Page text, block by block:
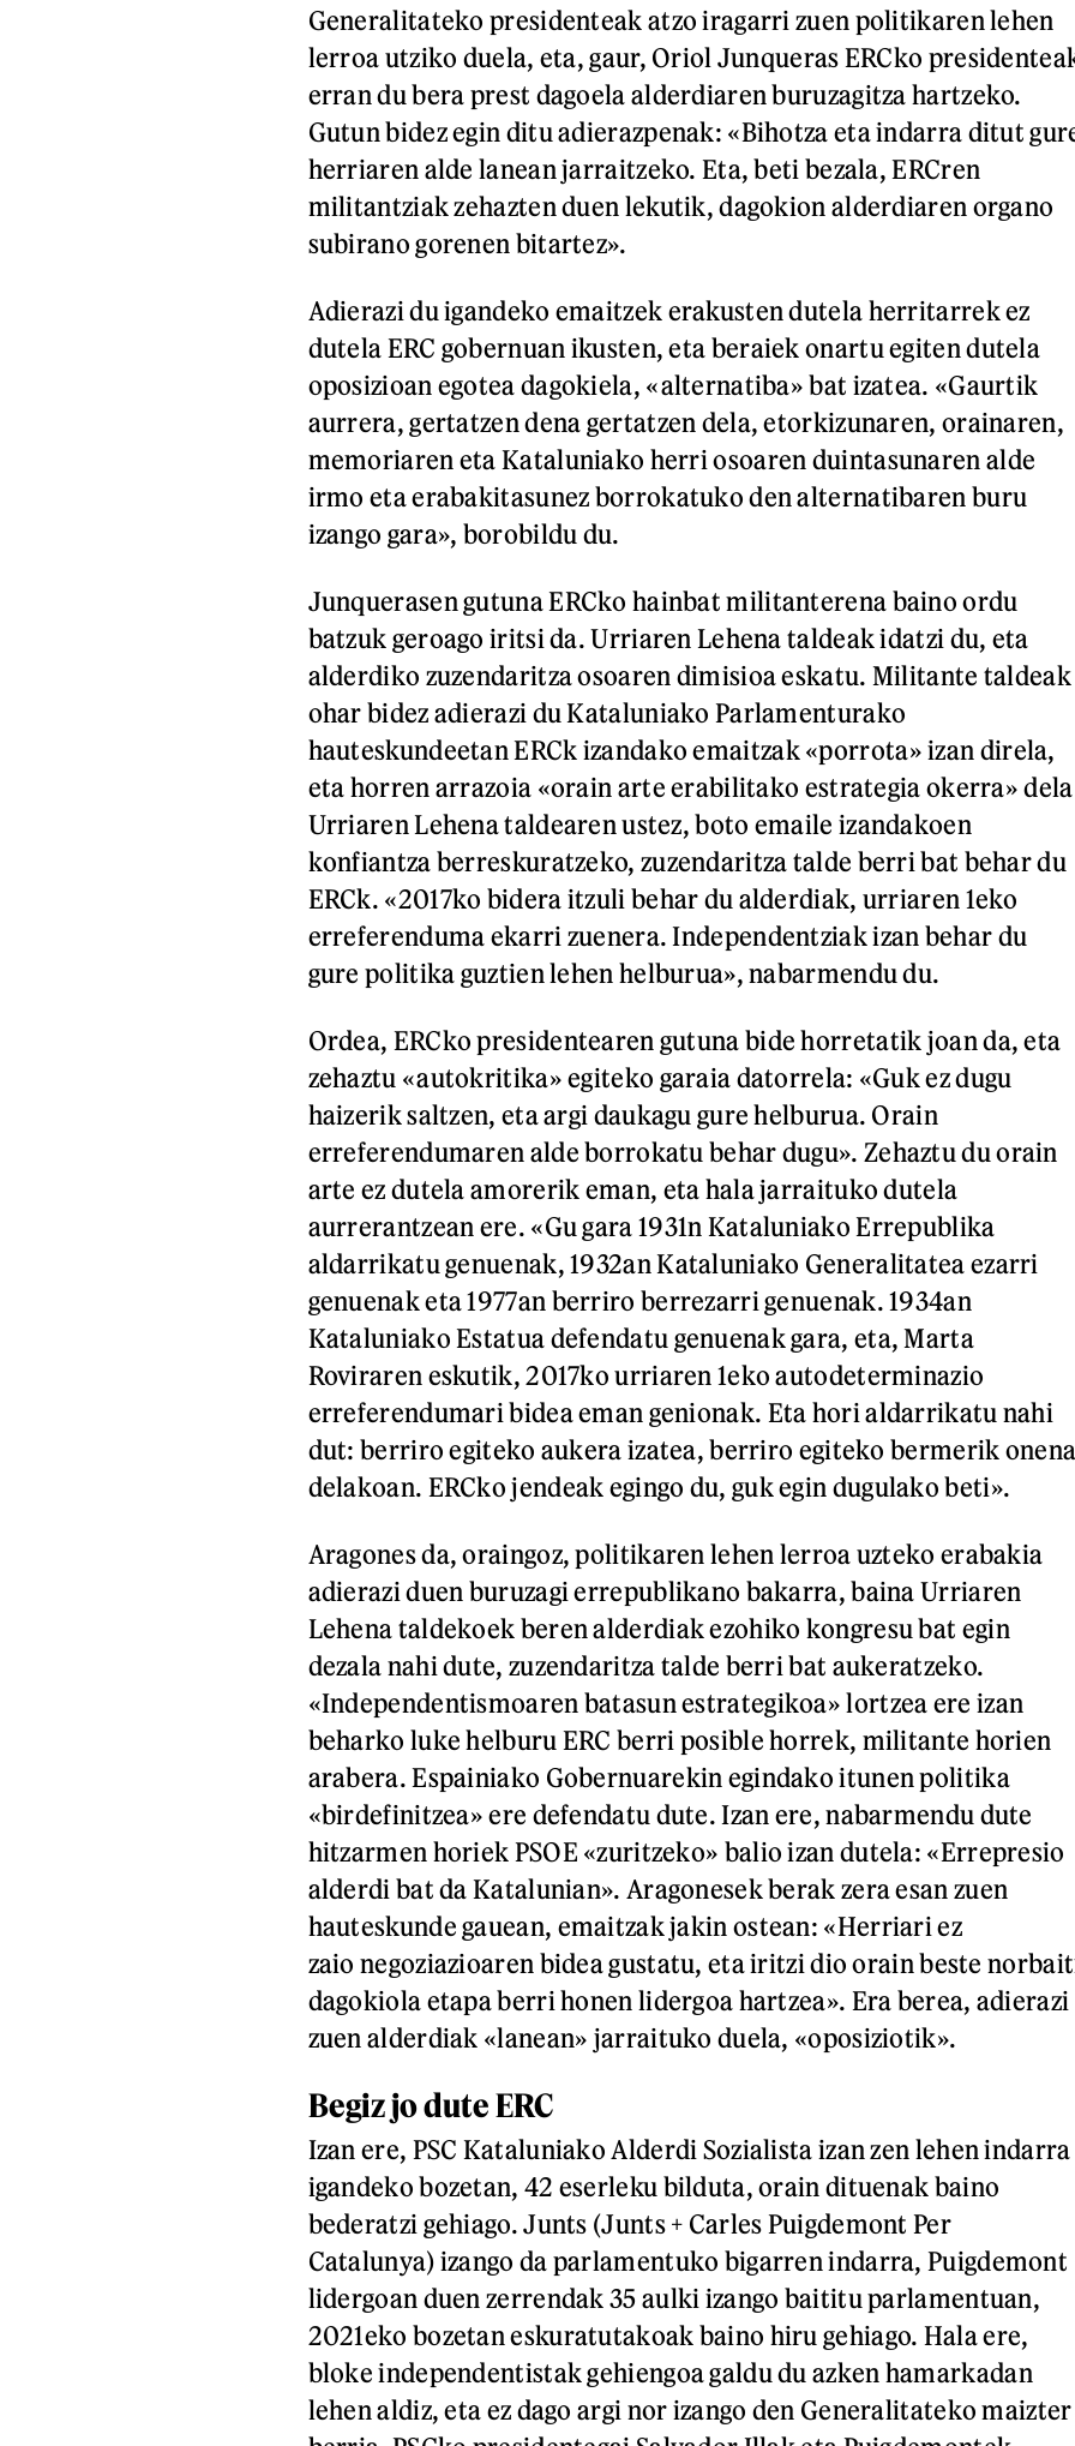
Generalitateko presidenteak atzo iragarri zuen politikaren lehen
lerroa utziko duela, eta, gaur, Oriol Junqueras ERCko
erran du bera prest dagoela alderdiaren buruzagitza hartzeko.
Gutun bidez egin ditu adierazpenak: «Bihotza eta indarra ditut
herriaren alde lanean jarraitzeko. Eta, beti bezala, ERCren
militantziak zehazten duen lekutik, dagokion alderdiaren organo
subirano gorenen bitartez».
Adierazi du igandeko emaitzek erakusten dutela herritarrek ez
dutela ERC gobernuan ikusten, eta beraiek onartu egiten dutela
oposizioan egotea dagokiela, «alternatiba» bat izatea. «Gaurtik
aurrera, gertatzen dena gertatzen dela, etorkizunaren, orainaren,
memoriaren eta Kataluniako herri osoaren duintasunaren alde
irmo eta erabakitasunez borrokatuko den alternatibaren buru
izango gara», borobildu du.
Junquerasen gutuna ERCko hainbat militanterena baino ordu
batzuk geroago iritsi da. Urriaren Lehena taldeak idatzi du, eta
alderdiko zuzendaritza osoaren dimisioa eskatu. Militante taldeak
ohar bidez adierazi du Kataluniako Parlamenturako
hauteskundeetan ERCk izandako emaitzak «porrota» izan direla,
eta horren arrazoia «orain arte erabilitako estrategia okerra»
Urriaren Lehena taldearen ustez, boto emaile izandakoen
konfiantza berreskuratzeko, zuzendaritza talde berri bat behar du
ERCk. «2017ko bidera itzuli behar du alderdiak, urriaren 1eko
erreferenduma ekarri zuenera. Independentziak izan behar du
gure politika guztien lehen helburua», nabarmendu du.
Ordea, ERCko presidentearen gutuna bide horretatik joan da, eta
zehaztu «autokritika» egiteko garaia datorrela: «Guk ez dugu
haizerik saltzen, eta argi daukagu gure helburua. Orain
erreferendumaren alde borrokatu behar dugu». Zehaztu du orain
arte ez dutela amorerik eman, eta hala jarraituko dutela
aurrerantzean ere. «Gu gara 1931n Kataluniako Errepublika
aldarrikatu genuenak, 1932an Kataluniako Generalitatea ezarri
genuenak eta 1977an berriro berrezarri genuenak. 1934an
Kataluniako Estatua defendatu genuenak gara, eta, Marta
Roviraren eskutik, 2017ko urriaren 1eko autodeterminazio
erreferendumari bidea eman genionak. Eta hori aldarrikatu nahi
dut: berriro egiteko aukera izatea, berriro egiteko bermerik
delakoan. ERCko jendeak egingo du, guk egin dugulako beti».
Aragones da, oraingoz, politikaren lehen lerroa uzteko erabakia
adierazi duen buruzagi errepublikano bakarra, baina Urriaren
Lehena taldekoek beren alderdiak ezohiko kongresu bat egin
dezala nahi dute, zuzendaritza talde berri bat aukeratzeko.
«Independentismoaren batasun estrategikoa» lortzea ere izan
beharko luke helburu ERC berri posible horrek, militante horien
arabera. Espainiako Gobernuarekin egindako itunen politika
«birdefinitzea» ere defendatu dute. Izan ere, nabarmendu dute
hitzarmen horiek PSOE «zuritzeko» balio izan dutela: «Errepresio
alderdi bat da Katalunian». Aragonesek berak zera esan zuen
hauteskunde gauean, emaitzak jakin ostean: «Herriari ez
zaio negoziazioaren bidea gustatu, eta iritzi dio orain beste
dagokiola etapa berri honen lidergoa hartzea». Era berea, adierazi
zuen alderdiak «lanean» jarraituko duela, «oposiziotik».
Begiz jo dute ERC
Izan ere, PSC Kataluniako Alderdi Sozialista izan zen lehen indarra
igandeko bozetan, 42 eserleku bilduta, orain dituenak baino
bederatzi gehiago. Junts (Junts + Carles Puigdemont Per
Catalunya) izango da parlamentuko bigarren indarra, Puigdemont
lidergoan duen zerrendak 35 aulki izango baititu parlamentuan,
2021eko bozetan eskuratutakoak baino hiru gehiago. Hala ere,
bloke independentistak gehiengoa galdu du azken hamarkadan
lehen aldiz, eta ez dago argi nor izango den Generalitateko maizter